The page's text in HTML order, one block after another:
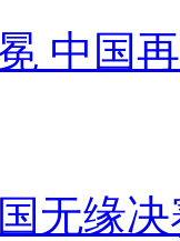
中国
无缘